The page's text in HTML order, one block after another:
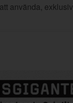
använda,